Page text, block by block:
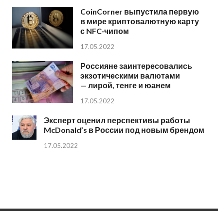
CoinCorner выпустила первую
в мире криптовалютную карту
с NFC-чипом
17.05.2022
Россияне заинтересовались
экзотическими валютами
— лирой, тенге и юанем
17.05.2022
Эксперт оценил перспективы работы
McDonald’s в России под новым брендом
17.05.2022